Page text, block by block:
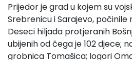
Prijedor je grad u kojem su
Srebrenicu i Sarajevo, počinile
Deseci hiljada protjeranih
ubijenih od čega je 102 djece;
grobnica Tomašica; logori